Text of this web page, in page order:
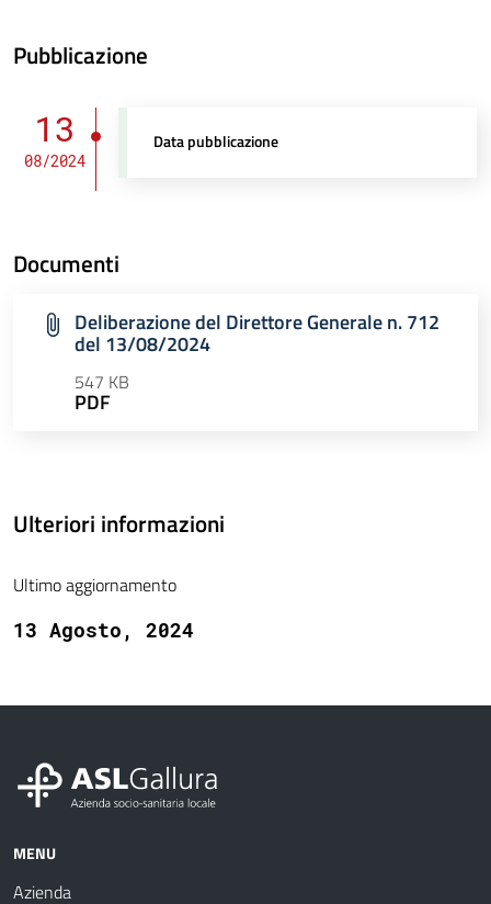
Pubblicazione
13
08/2024
Data pubblicazione
Documenti
Deliberazione del Direttore Generale n. 712
del 13/08/2024
547 KB
PDF
Ulteriori informazioni
Ultimo aggiornamento
13 Agosto, 2024
MENU
Azienda